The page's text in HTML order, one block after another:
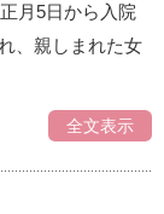
月5日から入院
、親しまれた女
全文表示